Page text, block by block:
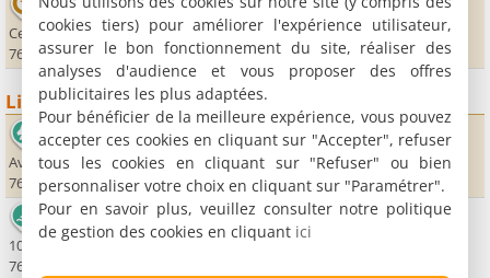
Dieppe Bowling
Centre Commercial du Belvédère
76200 Dieppe
Lieux sportifs
Hippodrome de Dieppe
Avenue de Bréauté
76370 Rouxmesnil Bouteilles
Les Bains de Dieppe
101 boulevard de Verdun
76200 Dieppe
cookies tiers) pour améliorer l'expérience utilisateur,
assurer le bon fonctionnement du site, réaliser des
analyses d'audience et vous proposer des offres
publicitaires les plus adaptées.
Pour bénéficier de la meilleure expérience, vous pouvez
accepter ces cookies en cliquant sur "Accepter", refuser
tous les cookies en cliquant sur "Refuser" ou bien
personnaliser votre choix en cliquant sur "Paramétrer".
Pour en savoir plus, veuillez consulter notre politique
de gestion des cookies en cliquant ici